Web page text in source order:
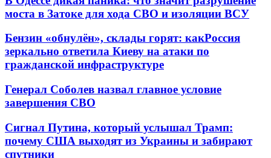
моста в Затоке для хода СВО и изоляции ВСУ
Бензин «обнулён», склады горят: какРоссия
зеркально ответила Киеву на атаки по
гражданской инфраструктуре
Генерал Соболев назвал главное условие
завершения СВО
Сигнал Путина, который услышал Трамп:
почему США выходят из Украины и забирают
спутники